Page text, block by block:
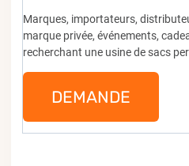
Marques, importateurs,
marque privée, événements,
recherchant une usine de sacs
DEMANDE